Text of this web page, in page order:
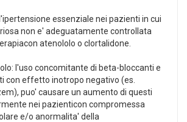
essenziale nei pazienti in cui
non e' adeguatamente controllata
atenololo o clortalidone.
l'uso concomitante di beta-bloccanti e
con effetto inotropo negativo (es.
puo' causare un aumento di questi
nei pazienticon compromessa
e/o anormalita' della